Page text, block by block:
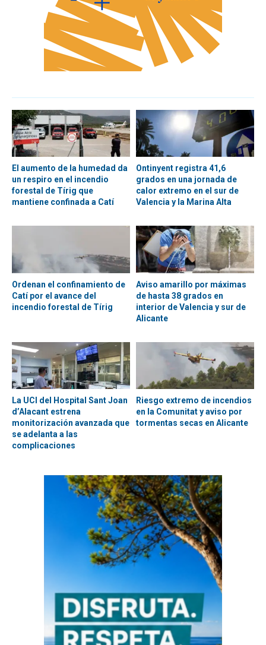
El aumento de la humedad da
un respiro en el incendio
forestal de Tírig que
mantiene confinada a Catí
Ontinyent registra 41,6
grados en una jornada de
calor extremo en el sur de
Valencia y la Marina Alta
Ordenan el confinamiento de
Catí por el avance del
incendio forestal de Tírig
Aviso amarillo por máximas
de hasta 38 grados en
interior de Valencia y sur de
Alicante
La UCI del Hospital Sant Joan
d’Alacant estrena
monitorización avanzada que
se adelanta a las
complicaciones
Riesgo extremo de incendios
en la Comunitat y aviso por
tormentas secas en Alicante